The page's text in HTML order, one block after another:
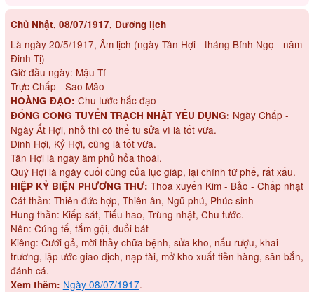
Chủ Nhật, 08/07/1917, Dương lịch
Là ngày 20/5/1917, Âm lịch (ngày Tân Hợi - tháng Bính Ngọ - năm
Đinh Tị)
Giờ đầu ngày: Mậu Tí
Trực Chấp - Sao Mão
HOÀNG ĐẠO: Chu tước hắc đạo
ĐỔNG CÔNG TUYỂN TRẠCH NHẬT YẾU DỤNG: Ngày Chấp -
Ngày Ất Hợi, nhỏ thì có thể tu sửa vì là tốt vừa.
Đinh Hợi, Kỷ Hợi, cũng là tốt vừa.
Tân Hợi là ngày âm phủ hỏa thoái.
Quý Hợi là ngày cuối cùng của lục giáp, lại chính tứ phế, rất xấu.
HIỆP KỶ BIỆN PHƯƠNG THƯ: Thoa xuyến Kim - Bảo - Chấp nhật
Cát thần: Thiên đức hợp, Thiên ân, Ngũ phú, Phúc sinh
Hung thần: Kiếp sát, Tiểu hao, Trùng nhật, Chu tước.
Nên: Cúng tế, tắm gội, đuổi bát
Kiêng: Cưới gả, mời thầy chữa bệnh, sửa kho, nấu rượu, khai
trương, lập ước giao dịch, nạp tài, mở kho xuất tiền hàng, săn bắn,
đánh cá.
Xem thêm: Ngày 08/07/1917.